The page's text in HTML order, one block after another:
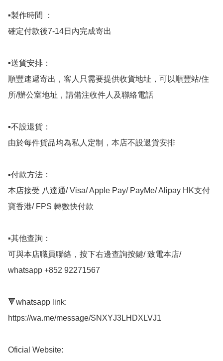
▪️製作時間 ：
確定付款後7-14日內完成寄出
▪️送貨安排：
順豐速遞寄出，客人只需要提供收貨地址，可以順豐站/住
所/辦公室地址，請備注收件人及聯絡電話
▪️不設退貨：
由於每件貨品均為私人定制，本店不設退貨安排
▪️付款方法：
本店接受 八達通/ Visa/ Apple Pay/ PayMe/ Alipay HK支付
寶香港/ FPS 轉數快付款
▪️其他查詢：
可與本店職員聯絡，按下右邊查詢按鍵/ 致電本店/
whatsapp +852 92271567
🔻whatsapp link:
https://wa.me/message/SNXYJ3LHDXLVJ1
Oficial Website: